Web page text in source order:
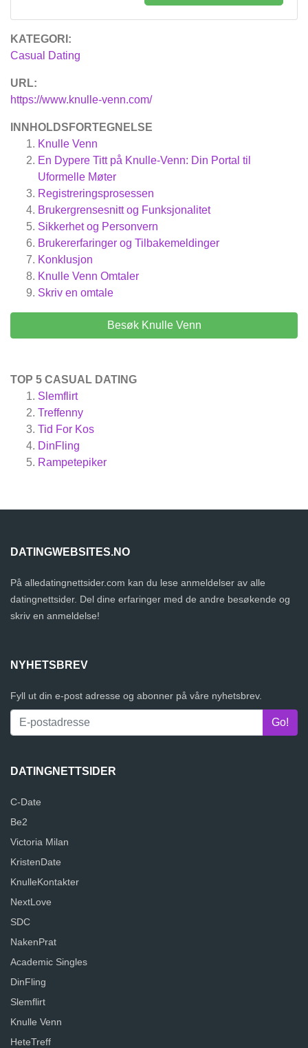
KATEGORI:
Casual Dating
URL:
https://www.knulle-venn.com/
INNHOLDSFORTEGNELSE
Knulle Venn
En Dypere Titt på Knulle-Venn: Din Portal til
Uformelle Møter
Registreringsprosessen
Brukergrensesnitt og Funksjonalitet
Sikkerhet og Personvern
Brukererfaringer og Tilbakemeldinger
Konklusjon
Knulle Venn Omtaler
Skriv en omtale
Besøk Knulle Venn
TOP 5 CASUAL DATING
Slemflirt
Treffenny
Tid For Kos
DinFling
Rampetepiker
DATINGWEBSITES.NO
På alledatingnettsider.com kan du lese anmeldelser av alle
datingnettsider. Del dine erfaringer med de andre besøkende og
skriv en anmeldelse!
NYHETSBREV
Fyll ut din e-post adresse og abonner på våre nyhetsbrev.
DATINGNETTSIDER
C-Date
Be2
Victoria Milan
KristenDate
KnulleKontakter
NextLove
SDC
NakenPrat
Academic Singles
DinFling
Slemflirt
Knulle Venn
HeteTreff